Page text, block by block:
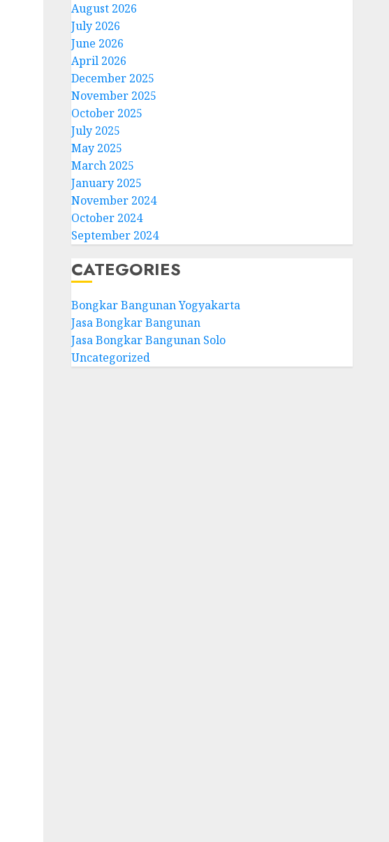
August 2026
July 2026
June 2026
April 2026
December 2025
November 2025
October 2025
July 2025
May 2025
March 2025
January 2025
November 2024
October 2024
September 2024
CATEGORIES
Bongkar Bangunan Yogyakarta
Jasa Bongkar Bangunan
Jasa Bongkar Bangunan Solo
Uncategorized